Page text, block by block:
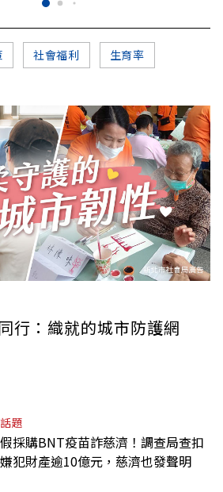
社會福利 生育率
行：織就的城市防護網
話題
假採購BNT疫苗詐慈濟！調查局查扣
嫌犯財產逾10億元，慈濟也發聲明